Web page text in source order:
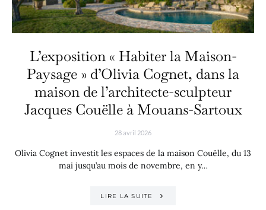
L’exposition « Habiter la Maison-
Paysage » d’Olivia Cognet, dans la
maison de l’architecte-sculpteur
Jacques Couëlle à Mouans-Sartoux
28 avril 2026
Olivia Cognet investit les espaces de la maison Couëlle, du 13
mai jusqu’au mois de novembre, en y…
LIRE LA SUITE